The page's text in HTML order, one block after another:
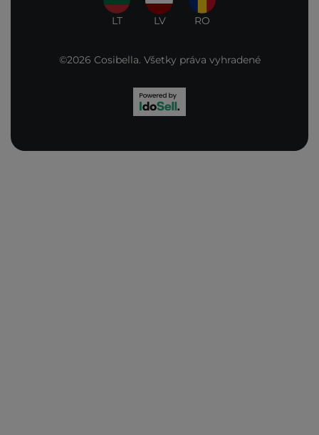
LT LV RO
©2026 Cosibella. Všetky práva vyhradené